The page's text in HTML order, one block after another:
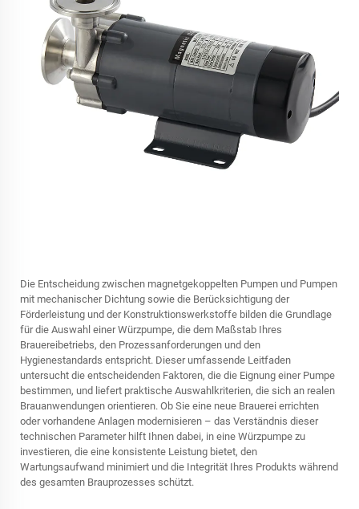
Die Entscheidung zwischen magnetgekoppelten Pumpen und Pumpen
mit mechanischer Dichtung sowie die Berücksichtigung der
Förderleistung und der Konstruktionswerkstoffe bilden die Grundlage
für die Auswahl einer Würzpumpe, die dem Maßstab Ihres
Brauereibetriebs, den Prozessanforderungen und den
Hygienestandards entspricht. Dieser umfassende Leitfaden
untersucht die entscheidenden Faktoren, die die Eignung einer Pumpe
bestimmen, und liefert praktische Auswahlkriterien, die sich an realen
Brauanwendungen orientieren. Ob Sie eine neue Brauerei errichten
oder vorhandene Anlagen modernisieren – das Verständnis dieser
technischen Parameter hilft Ihnen dabei, in eine Würzpumpe zu
investieren, die eine konsistente Leistung bietet, den
Wartungsaufwand minimiert und die Integrität Ihres Produkts während
des gesamten Brauprozesses schützt.